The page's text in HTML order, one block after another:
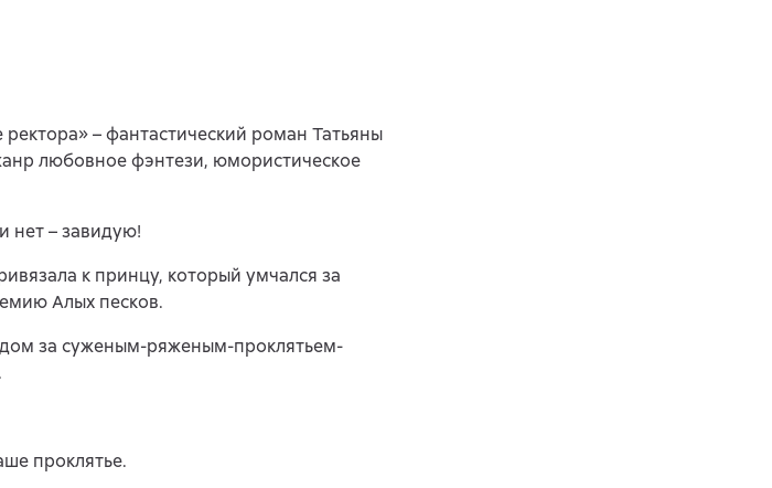
– фантастический роман Татьяны
любовное фэнтези, юмористическое
нет – завидую!
к принцу, который умчался за
Алых песков.
за суженым-ряженым-проклятьем-
проклятье.